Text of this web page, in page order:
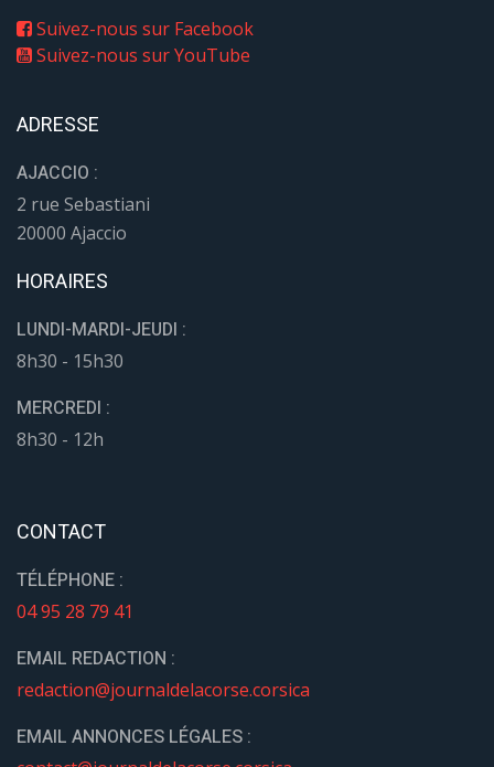
Suivez-nous sur Facebook
Suivez-nous sur YouTube
ADRESSE
AJACCIO :
2 rue Sebastiani
20000 Ajaccio
HORAIRES
LUNDI-MARDI-JEUDI :
8h30 - 15h30
MERCREDI :
8h30 - 12h
CONTACT
TÉLÉPHONE :
04 95 28 79 41
EMAIL REDACTION :
redaction@journaldelacorse.corsica
EMAIL ANNONCES LÉGALES :